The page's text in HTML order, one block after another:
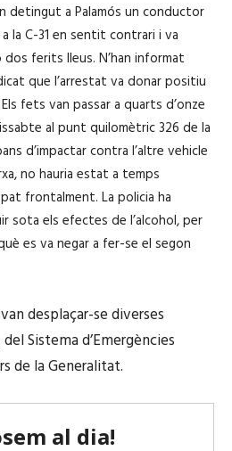
detingut a Palamós un conductor
la C-31 en sentit contrari i va
ferits lleus. N’han informat
que l’arrestat va donar positiu
fets van passar a quarts d’onze
al punt quilomètric 326 de la
d’impactar contra l’altre vehicle
no hauria estat a temps
frontalment. La policia ha
sota els efectes de l’alcohol, per
es va negar a fer-se el segon
desplaçar-se diverses
Sistema d’Emergències
de la Generalitat.